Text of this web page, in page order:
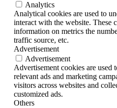
Analytics
Analytical cookies are used to
interact with the website. These
information on metrics the
traffic source, etc.
Advertisement
Advertisement
Advertisement cookies are
relevant ads and marketing
visitors across websites and
customized ads.
Others